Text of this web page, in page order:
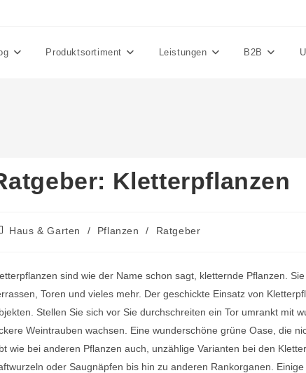
Produktsortiment Leistungen B2B
Kletterpflanzen
Haus & Garten / Pflanzen / Ratgeber
sind wie der Name schon sagt, kletternde Pflanzen.
Toren und vieles mehr. Der geschickte Einsatz von
Stellen Sie sich vor Sie durchschreiten ein Tor umrankt mit
Weintrauben wachsen. Eine wunderschöne grüne Oase, die
wie bei anderen Pflanzen auch, unzählige Varianten bei den
oder Saugnäpfen bis hin zu anderen Rankorganen.